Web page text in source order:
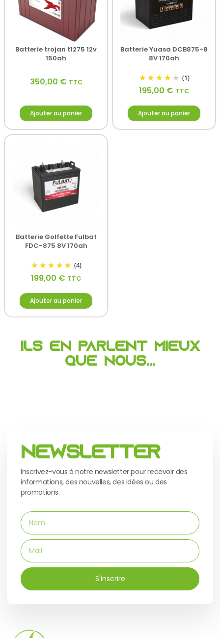
Batterie trojan t1275 12v
150ah
350,00 € TTC
Ajouter au panier
Batterie Yuasa DCB875-8
8V 170ah
(1)
195,00 € TTC
Ajouter au panier
Batterie Golfette Fulbat
FDC-875 8V 170ah
(4)
199,00 € TTC
Ajouter au panier
Ils en parlent mieux
que nous...
Newsletter
Inscrivez-vous à notre newsletter pour recevoir des
informations, des nouvelles, des idées ou des
promotions.
S'inscrire